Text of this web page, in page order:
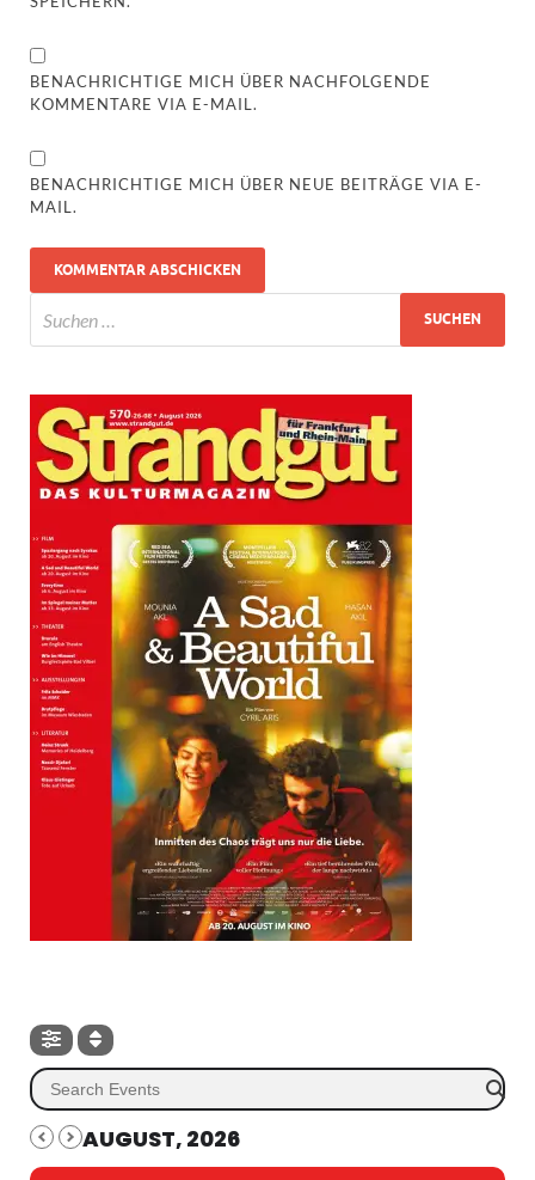
BENACHRICHTIGE MICH ÜBER NACHFOLGENDE
KOMMENTARE VIA E-MAIL.
BENACHRICHTIGE MICH ÜBER NEUE BEITRÄGE VIA E-
MAIL.
AUGUST, 2026